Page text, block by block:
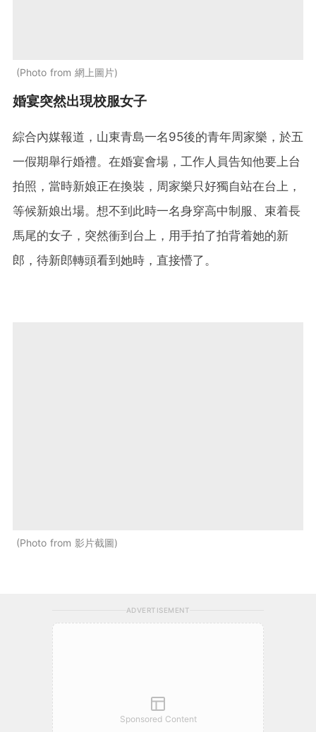
Photo from 網上圖片
婚宴突然出現校服女子
綜合內媒報道，山東青島一名95後的青年周家樂，於五
一假期舉行婚禮。在婚宴會場，工作人員告知他要上台
拍照，當時新娘正在換裝，周家樂只好獨自站在台上，
等候新娘出場。想不到此時一名身穿高中制服、束着長
馬尾的女子，突然衝到台上，用手拍了拍背着她的新
郎，待新郎轉頭看到她時，直接懵了。
Photo from 影片截圖
ADVERTISEMENT
Sponsored Content